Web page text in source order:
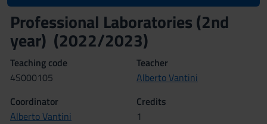
Professional Laboratories (2nd
year) (2022/2023)
Teaching code
4S000105
Teacher
Alberto Vantini
Coordinator
Alberto Vantini
Credits
1